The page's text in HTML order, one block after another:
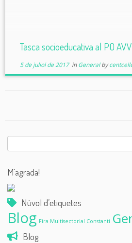
Tasca socioeducativa al PO
5 de juliol de 2017inGeneralby
Cerca:
M'agrada!
Núvol d’etiquetes
Blog Fira Multisectorial Constantí
Blog